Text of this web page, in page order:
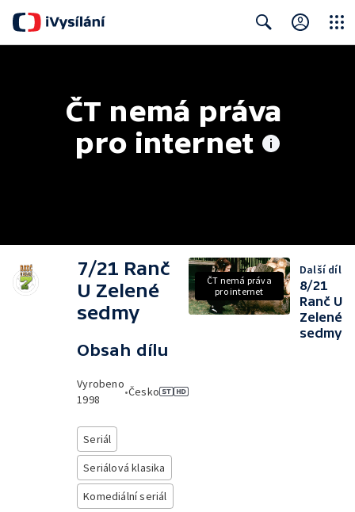
ČT nemá práva
pro internet
7/21 Ranč
U Zelené
sedmy
Obsah dílu
Vyrobeno
1998
•Česko
Seriál
Seriálová klasika
Komediální seriál
ČT nemá práva
pro internet
Další díl
8/21
Ranč U
Zelené
sedmy